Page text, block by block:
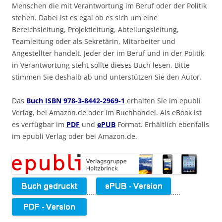
Menschen die mit Verantwortung im Beruf oder der Politik
stehen. Dabei ist es egal ob es sich um eine
Bereichsleitung, Projektleitung, Abteilungsleitung,
Teamleitung oder als Sekretärin, Mitarbeiter und
Angestellter handelt. Jeder der im Beruf und in der Politik
in Verantwortung steht sollte dieses Buch lesen. Bitte
stimmen Sie deshalb ab und unterstützen Sie den Autor.
Das Buch ISBN 978-3-8442-2969-1 erhalten Sie im epubli
Verlag, bei Amazon.de oder im Buchhandel. Als eBook ist
es verfügbar im PDF und ePUB Format. Erhältlich ebenfalls
im epubli Verlag oder bei Amazon.de.
….. …..